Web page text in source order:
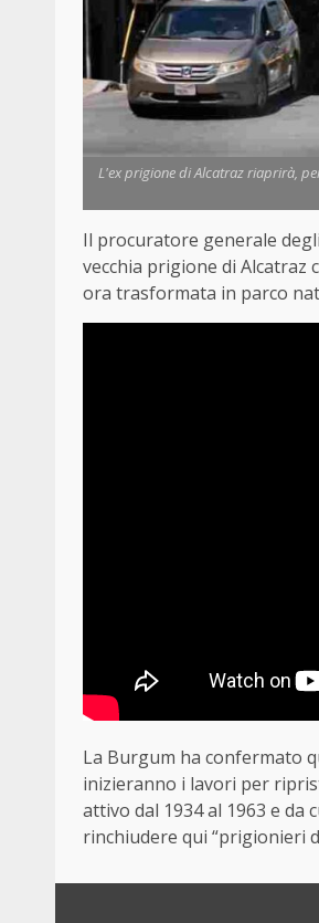
L'ex prigione di Alcatraz riaprirà,
Il procuratore generale
vecchia prigione di Alcatraz
ora trasformata in parco
La Burgum ha confermato
inizieranno i lavori per
attivo dal 1934 al 1963 e
rinchiudere qui “prigionieri